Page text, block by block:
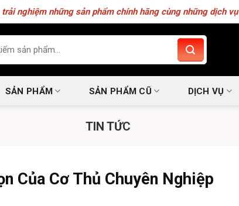
nghiệm những sản phẩm chính hãng cùng những dịch
SẢN PHẨM SẢN PHẨM CŨ DỊCH VỤ
TIN TỨC
Của Cơ Thủ Chuyên Nghiệp